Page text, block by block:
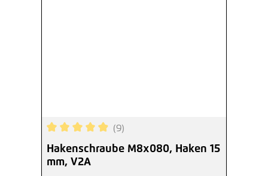
Durchschnittliche Bewertung von 4.89 von 5
(9)
Hakenschraube M8x080, Haken 15
mm, V2A